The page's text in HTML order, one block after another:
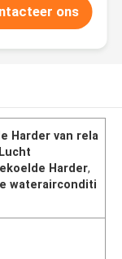
ons
Harder van rela
Harder,
waterairconditi